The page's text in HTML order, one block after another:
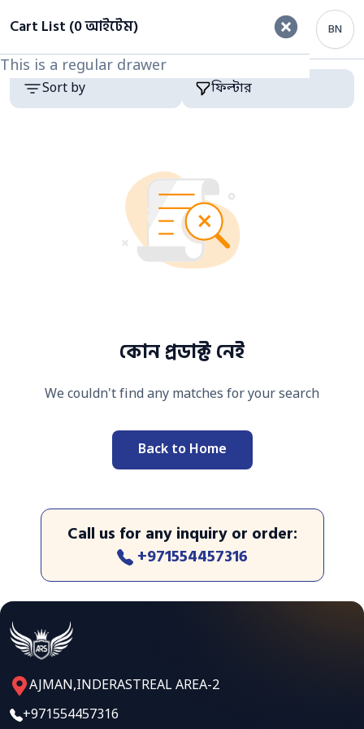
BN
Category
Products
Sort by
ফিল্টার
কোন প্রডাক্ট নেই
We couldn't find any matches for your search
Back to Home
Call us for any inquiry or order:
+971554457316
ফিল্টার
This is a regular drawer
AJMAN,INDERASTREAL AREA-2
+971554457316
Cart List (0 আইটেম)
This is a regular drawer